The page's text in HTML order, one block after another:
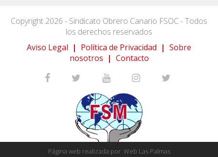
Copyright 2026 - Sindicato Obrero Canario FSOC - Todos
los derechos reservados
Aviso Legal | Política de Privacidad | Sobre
nosotros | Contacto
Página web realizada por Web Las Palmas